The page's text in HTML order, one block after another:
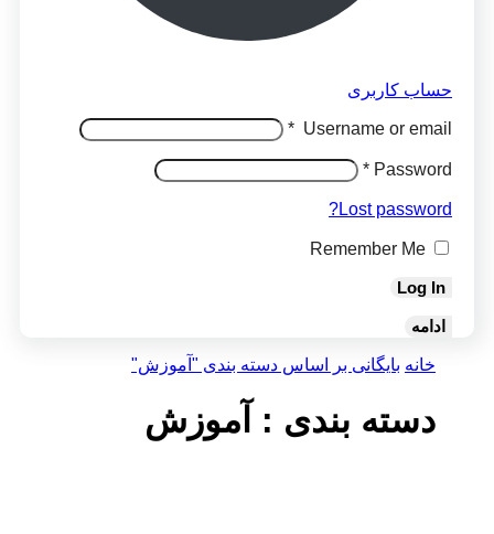
حساب کاربری
Username or email
*
Password
*
Lost password?
Remember Me
Log In
ادامه
خانه بایگانی بر اساس دسته بندی "آموزش"
دسته بندی : آموزش